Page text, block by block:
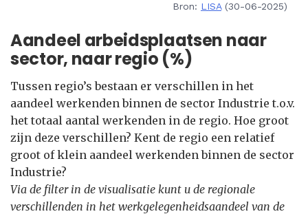
Bron: LISA(30-06-2025)
Aandeel arbeidsplaatsen naar
sector, naar regio (%)
Tussen regio’s bestaan er verschillen in het
aandeel werkenden binnen de sector Industrie t.o.v.
het totaal aantal werkenden in de regio. Hoe groot
zijn deze verschillen? Kent de regio een relatief
groot of klein aandeel werkenden binnen de sector
Industrie?
Via de filter in de visualisatie kunt u de regionale
verschillenden in het werkgelegenheidsaandeel van de